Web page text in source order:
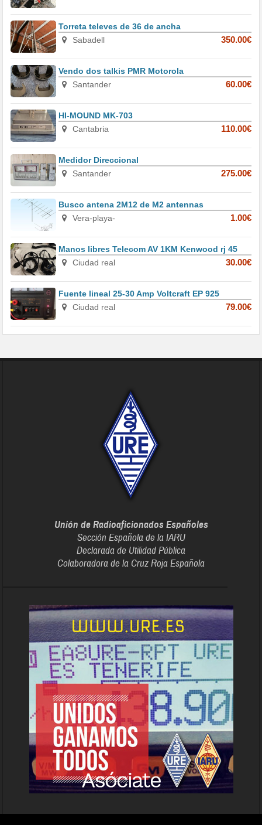
Torreta televes de 36 de ancha
Sabadell
350.00€
Vendo dos talkis PMR Motorola
Santander
60.00€
HI-MOUND MK-703
Cantabria
110.00€
Medidor Direccional
Santander
275.00€
Busco antena 2M12 de M2 antennas
Vera-playa-
1.00€
Manos libres Telecom AV 1KM Kenwood rj 45
Ciudad real
30.00€
Fuente lineal 25-30 Amp Voltcraft EP 925
Ciudad real
79.00€
Unión de Radioaficionados Españoles
Sección Española de la IARU
Declarada de Utilidad Pública
Colaboradora de la Cruz Roja Española